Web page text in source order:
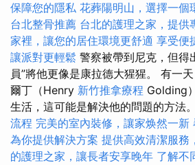
保障您的隱私 花葬陽明山，選擇一個
台北整骨推薦 台北的護理之家，提供
家裡，讓您的居住環境更舒適 享受便
讓派對更輕鬆 警察被帶到尼克，但得
員”將他更像是康拉德大猩猩。 有一
爾丁（Henry 新竹推拿療程 Golding
生活，這可能是解決他的問題的方法。
流程 完美的室內裝修，讓家焕然一新
為你提供解決方案 提供高效清潔服務
的護理之家，讓長者安享晚年 了解不